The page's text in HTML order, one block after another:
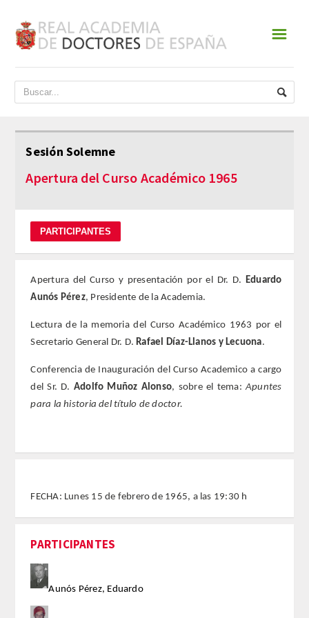
ACADEMIA
DATOS HISTÓRICOS
JUNTA DE GOBIERNO
REGLAMENTO
FUNDACIÓN LIBERADE
ACADÉMICOS
DERECHO
MEDICINA
CIENCIAS EXPERIMENTALES
☰
Sesión Solemne
Apertura del Curso Académico 1965
Apertura del Curso y presentación por el Dr. D. Eduardo
Aunós Pérez, Presidente de la Academia.
Lectura de la memoria del Curso Académico 1963 por el
Secretario General Dr. D. Rafael Díaz-Llanos y Lecuona.
Conferencia de Inauguración del Curso Academico a cargo
del Sr. D. Adolfo Muñoz Alonso, sobre el tema:Apuntes
para la historia del título de doctor.
FECHA: Lunes 15 de febrero de 1965, a las 19:30 h
PARTICIPANTES
Aunós Pérez, Eduardo